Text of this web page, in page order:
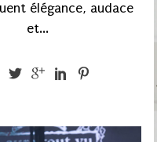
élégance, audace
et...